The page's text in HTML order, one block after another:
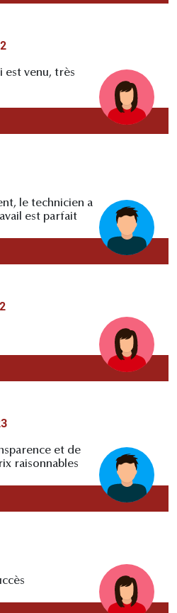
est venu, très
le technicien a
est parfait
et de
raisonnables